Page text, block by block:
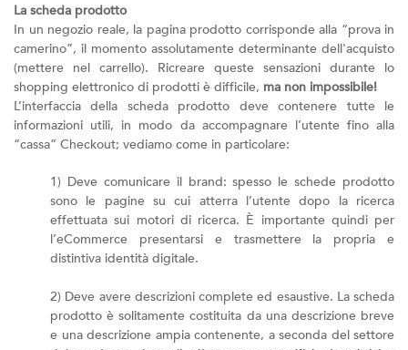
La scheda prodotto
In un negozio reale, la pagina prodotto corrisponde alla “prova in
camerino”, il momento assolutamente determinante dell'acquisto
(mettere nel carrello). Ricreare queste sensazioni durante lo
shopping elettronico di prodotti è difficile, ma non impossibile!
L’interfaccia della scheda prodotto deve contenere tutte le
informazioni utili, in modo da accompagnare l’utente fino alla
“cassa” Checkout; vediamo come in particolare:
1) Deve comunicare il brand: spesso le schede prodotto
sono le pagine su cui atterra l’utente dopo la ricerca
effettuata sui motori di ricerca. È importante quindi per
l’eCommerce presentarsi e trasmettere la propria e
distintiva identità digitale.
2) Deve avere descrizioni complete ed esaustive. La scheda
prodotto è solitamente costituita da una descrizione breve
e una descrizione ampia contenente, a seconda del settore